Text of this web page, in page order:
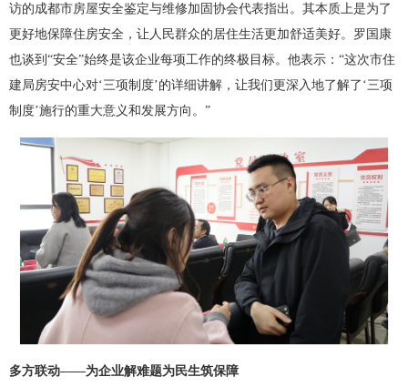
访的成都市房屋安全鉴定与维修加固协会代表指出。其本质上是为了
更好地保障住房安全，让人民群众的居住生活更加舒适美好。 罗国康
也谈到“安全”始终是该企业每项工作的终极目标。他表示：“这次市住
建局房安中心对‘三项制度’的详细讲解，让我们更深入地了解了‘三项
制度’施行的重大意义和发展方向。”
多方联动——为企业解难题为民生筑保障